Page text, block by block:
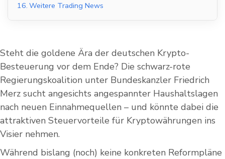
16. Weitere Trading News
Steht die goldene Ära der deutschen Krypto-
Besteuerung vor dem Ende? Die schwarz-rote
Regierungskoalition unter Bundeskanzler Friedrich
Merz sucht angesichts angespannter Haushaltslagen
nach neuen Einnahmequellen – und könnte dabei die
attraktiven Steuervorteile für Kryptowährungen ins
Visier nehmen.
Während bislang (noch) keine konkreten Reformpläne